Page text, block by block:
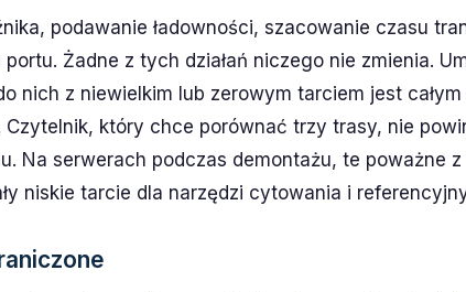
podawanie ładowności, szacowanie czasu
Żadne z tych działań niczego nie zmienia.
nich z niewielkim lub zerowym tarciem jest
Czytelnik, który chce porównać trzy trasy, nie
Na serwerach podczas demontażu, te poważne z
niskie tarcie dla narzędzi cytowania i